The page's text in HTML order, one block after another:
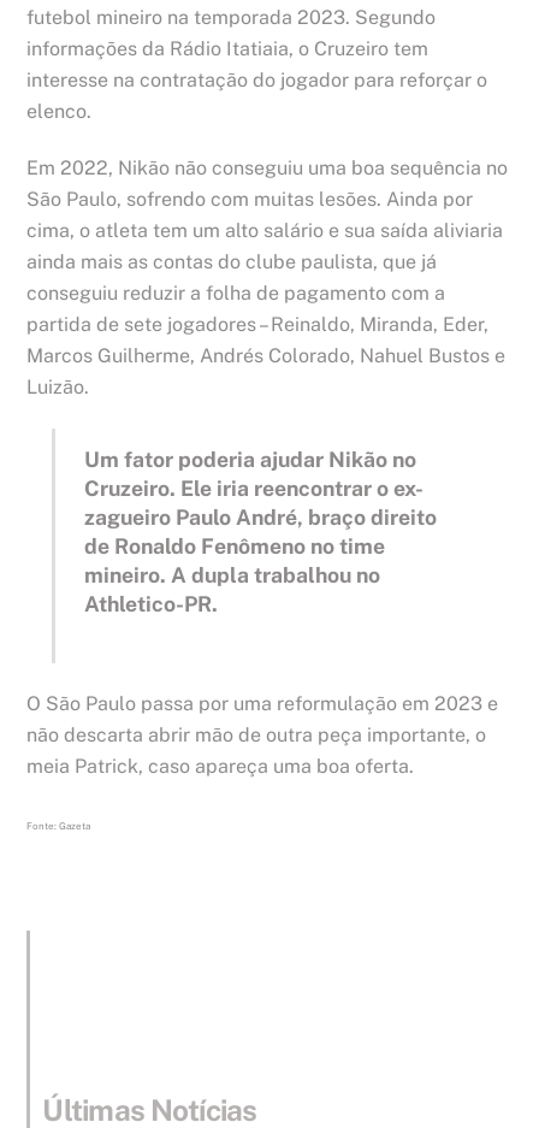
futebol mineiro na temporada 2023. Segundo
informações da Rádio Itatiaia, o Cruzeiro tem
interesse na contratação do jogador para reforçar o
elenco.
Em 2022, Nikão não conseguiu uma boa sequência no
São Paulo, sofrendo com muitas lesões. Ainda por
cima, o atleta tem um alto salário e sua saída aliviaria
ainda mais as contas do clube paulista, que já
conseguiu reduzir a folha de pagamento com a
partida de sete jogadores – Reinaldo, Miranda, Eder,
Marcos Guilherme, Andrés Colorado, Nahuel Bustos e
Luizão.
Um fator poderia ajudar Nikão no
Cruzeiro. Ele iria reencontrar o ex-
zagueiro Paulo André, braço direito
de Ronaldo Fenômeno no time
mineiro. A dupla trabalhou no
Athletico-PR.
O São Paulo passa por uma reformulação em 2023 e
não descarta abrir mão de outra peça importante, o
meia Patrick, caso apareça uma boa oferta.
Fonte: Gazeta
Últimas Notícias